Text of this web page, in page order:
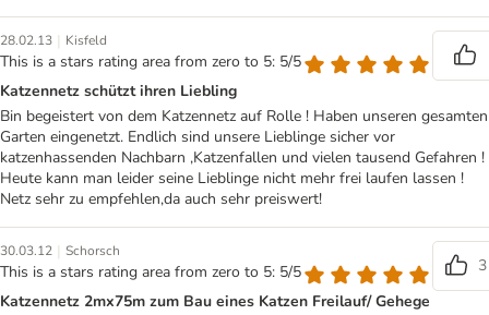
28.02.13 | Kisfeld
This is a stars rating area from zero to 5: 5/5
Katzennetz schützt ihren Liebling
Bin begeistert von dem Katzennetz auf Rolle ! Haben unseren gesamten
Garten eingenetzt. Endlich sind unsere Lieblinge sicher vor
katzenhassenden Nachbarn ,Katzenfallen und vielen tausend Gefahren !
Heute kann man leider seine Lieblinge nicht mehr frei laufen lassen !
Netz sehr zu empfehlen,da auch sehr preiswert!
30.03.12 | Schorsch
This is a stars rating area from zero to 5: 5/5
3
Katzennetz 2mx75m zum Bau eines Katzen Freilauf/ Gehege